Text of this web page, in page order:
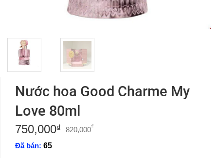
Nước hoa Good Charme My
Love 80ml
820,000₫
750,000₫
Đã bán: 65